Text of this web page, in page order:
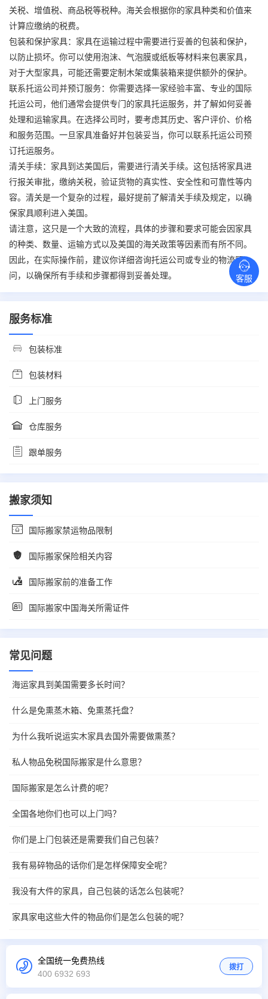
关税、增值税、商品税等税种。海关会根据你的家具种类和价值来
计算应缴纳的税费。
包装和保护家具：家具在运输过程中需要进行妥善的包装和保护，
以防止损坏。你可以使用泡沫、气泡膜或纸板等材料来包裹家具，
对于大型家具，可能还需要定制木架或集装箱来提供额外的保护。
联系托运公司并预订服务：你需要选择一家经验丰富、专业的国际
托运公司，他们通常会提供专门的家具托运服务，并了解如何妥善
处理和运输家具。在选择公司时，要考虑其历史、客户评价、价格
和服务范围。一旦家具准备好并包装妥当，你可以联系托运公司预
订托运服务。
清关手续：家具到达美国后，需要进行清关手续。这包括将家具进
行报关审批，缴纳关税，验证货物的真实性、安全性和可靠性等内
容。清关是一个复杂的过程，最好提前了解清关手续及规定，以确
保家具顺利进入美国。
请注意，这只是一个大致的流程，具体的步骤和要求可能会因家具
的种类、数量、运输方式以及美国的海关政策等因素而有所不同。
因此，在实际操作前，建议你详细咨询托运公司或专业的物流顾
问，以确保所有手续和步骤都得到妥善处理。
服务标准
包装标准
包装材料
上门服务
仓库服务
跟单服务
搬家须知
国际搬家禁运物品限制
国际搬家保险相关内容
国际搬家前的准备工作
国际搬家中国海关所需证件
常见问题
海运家具到美国需要多长时间？
什么是免熏蒸木箱、免熏蒸托盘？
为什么我听说运实木家具去国外需要做熏蒸？
私人物品免税国际搬家是什么意思？
国际搬家是怎么计费的呢？
全国各地你们也可以上门吗？
你们是上门包装还是需要我们自己包装？
我有易碎物品的话你们是怎样保障安全呢？
我没有大件的家具，自己包装的话怎么包装呢？
家具家电这些大件的物品你们是怎么包装的呢？
全国统一免费热线
400 6932 693
拨打
客服